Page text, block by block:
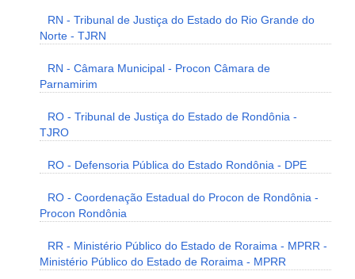
RN - Tribunal de Justiça do Estado do Rio Grande do
Norte - TJRN
RN - Câmara Municipal - Procon Câmara de
Parnamirim
RO - Tribunal de Justiça do Estado de Rondônia -
TJRO
RO - Defensoria Pública do Estado Rondônia - DPE
RO - Coordenação Estadual do Procon de Rondônia -
Procon Rondônia
RR - Ministério Público do Estado de Roraima - MPRR -
Ministério Público do Estado de Roraima - MPRR